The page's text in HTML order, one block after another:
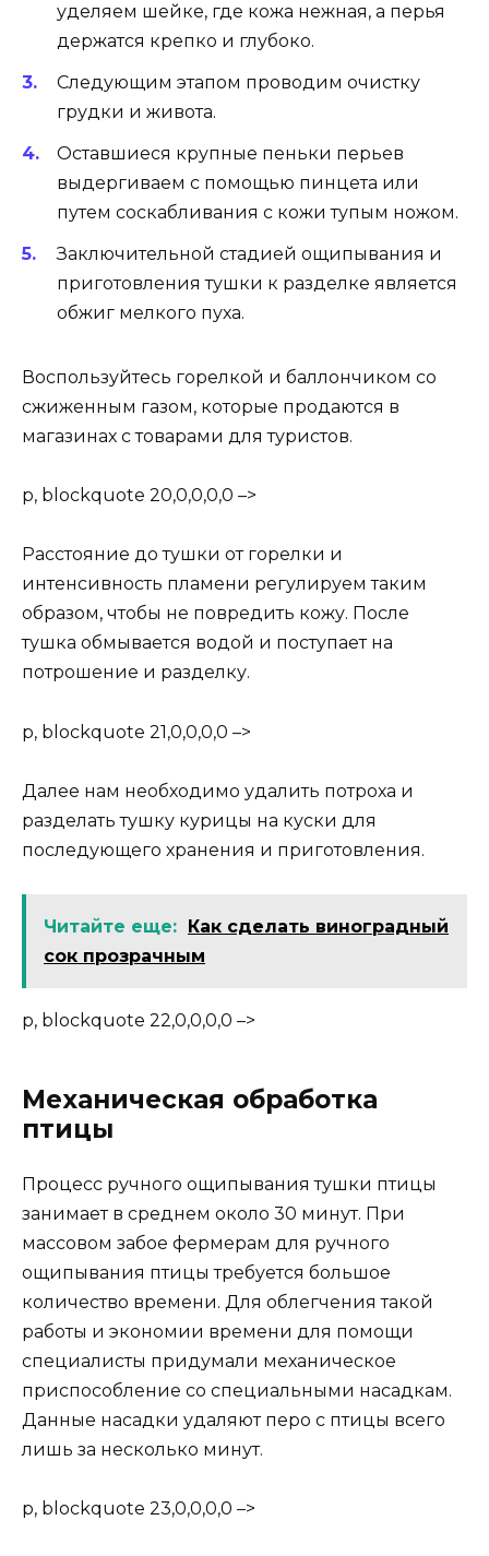
уделяем шейке, где кожа нежная, а перья
держатся крепко и глубоко.
Следующим этапом проводим очистку
грудки и живота.
Оставшиеся крупные пеньки перьев
выдергиваем с помощью пинцета или
путем соскабливания с кожи тупым ножом.
Заключительной стадией ощипывания и
приготовления тушки к разделке является
обжиг мелкого пуха.
Воспользуйтесь горелкой и баллончиком со
сжиженным газом, которые продаются в
магазинах с товарами для туристов.
p, blockquote 20,0,0,0,0 –>
Расстояние до тушки от горелки и
интенсивность пламени регулируем таким
образом, чтобы не повредить кожу. После
тушка обмывается водой и поступает на
потрошение и разделку.
p, blockquote 21,0,0,0,0 –>
Далее нам необходимо удалить потроха и
разделать тушку курицы на куски для
последующего хранения и приготовления.
Читайте еще: Как сделать виноградный
сок прозрачным
p, blockquote 22,0,0,0,0 –>
Механическая обработка
птицы
Процесс ручного ощипывания тушки птицы
занимает в среднем около 30 минут. При
массовом забое фермерам для ручного
ощипывания птицы требуется большое
количество времени. Для облегчения такой
работы и экономии времени для помощи
специалисты придумали механическое
приспособление со специальными насадкам.
Данные насадки удаляют перо с птицы всего
лишь за несколько минут.
p, blockquote 23,0,0,0,0 –>